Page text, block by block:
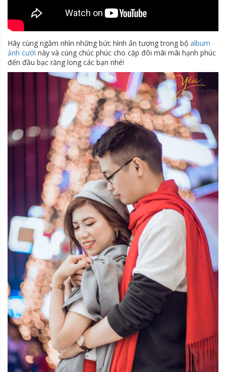
Hãy cùng ngắm nhìn những bức hình ấn tượng trong bộ album
ảnh cưới này và cùng chúc phúc cho cặp đôi mãi mãi hạnh phúc
đến đầu bạc răng long các bạn nhé!